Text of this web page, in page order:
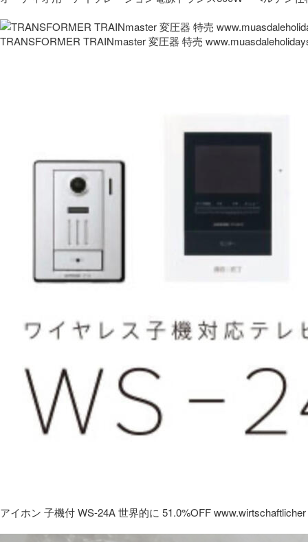
TRANSFORMER TRAINmaster 変圧器 特売
アイホン 子機付 WS-24A 世界的に 51.0%OFF www.wirtschaftlicher